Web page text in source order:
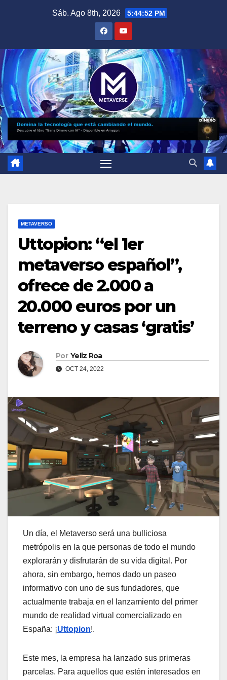
Sáb. Ago 8th, 2026 5:44:53 PM
METAVERSO
Uttopion: “el 1er
metaverso español”,
ofrece de 2.000 a
20.000 euros por un
terreno y casas ‘gratis’
Por Yeliz Roa
OCT 24, 2022
Un día, el Metaverso será una bulliciosa
metrópolis en la que personas de todo el mundo
explorarán y disfrutarán de su vida digital. Por
ahora, sin embargo, hemos dado un paseo
informativo con uno de sus fundadores, que
actualmente trabaja en el lanzamiento del primer
mundo de realidad virtual comercializado en
España: ¡Uttopion!.
Este mes, la empresa ha lanzado sus primeras
parcelas. Para aquellos que estén interesados en